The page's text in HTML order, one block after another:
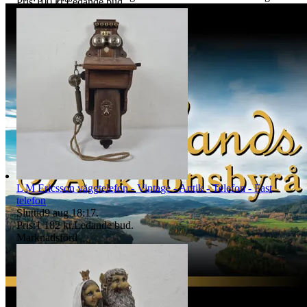
mottagen vara meddela oss via mail till tradera@jabab.se att man
avser att utnyttja ångerrätten. Meddelandet ska innehålla
objektsnummer. Retur ska ske på kundens bekostnad och vara oss
tillhanda inom 14 dagar från det att vi meddelats om ångerrättens
utnyttjande och sändas direkt till det säljande auktionshusets adress -
observera att det inte får skickas till paketombud.
Det är kundens ansvar att objektet skickas tillbaka i exakt samma
skick som vid köptillfället och är skyldig att paketera och hantera
auktionsobjektet så att det inte skadas under transporten. Vi har rätt
att göra avdrag motsvarande den värdeminskning som uppstått till
följd av att kund har hanterat varan i större omfattning än som varit
nödvändigt. Värdeminskningen bedöms från fall till fall. Vi försöker
hantera alla returer så snabbt som möjligt. Efter att kundens retur
hanterats återbetalas pengarna för den köpta varan. Ångerrätten
avser ej det externa köpet av leverans av objektet då
konsumenten/köparen uttryckligen har samtyckt till att tjänsten
börjar utföras och gått med på att det inte finns någon ångerrätt när
tjänsten har fullgjorts. Om misstanke att ångerrätt missbrukas, tex
används för att ej behöva stå fast vid bud och därmed påverka
budgivningsprocessen, förbehåller sig vi oss rätten att stänga av
kundens konto för vidare budgivning hos oss.
REKLAMATION
Vid Reklamation ska kunden omgående ta kontakt med oss via mail
L M Ericsson väggtelefon - Vintage - Antik - Telefon - Fast
telefon
Sluttid9 aug 18:17.
Pris:1 182 kr,Ledande bud.
Marknadsförd